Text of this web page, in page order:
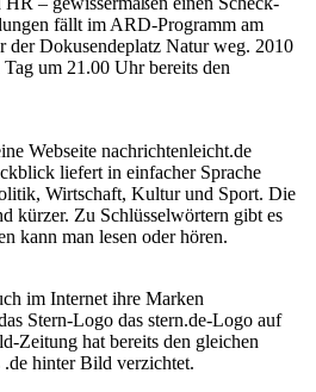
fällt im ARD-Programm am
der Dokusendeplatz Natur weg. 2010
um 21.00 Uhr bereits den
Webseite nachrichtenleicht.de
liefert in einfacher Sprache
Wirtschaft, Kultur und Sport. Die
kürzer. Zu Schlüsselwörtern gibt es
kann man lesen oder hören.
im Internet ihre Marken
Stern-Logo das stern.de-Logo auf
Zeitung hat bereits den gleichen
.de hinter Bild verzichtet.